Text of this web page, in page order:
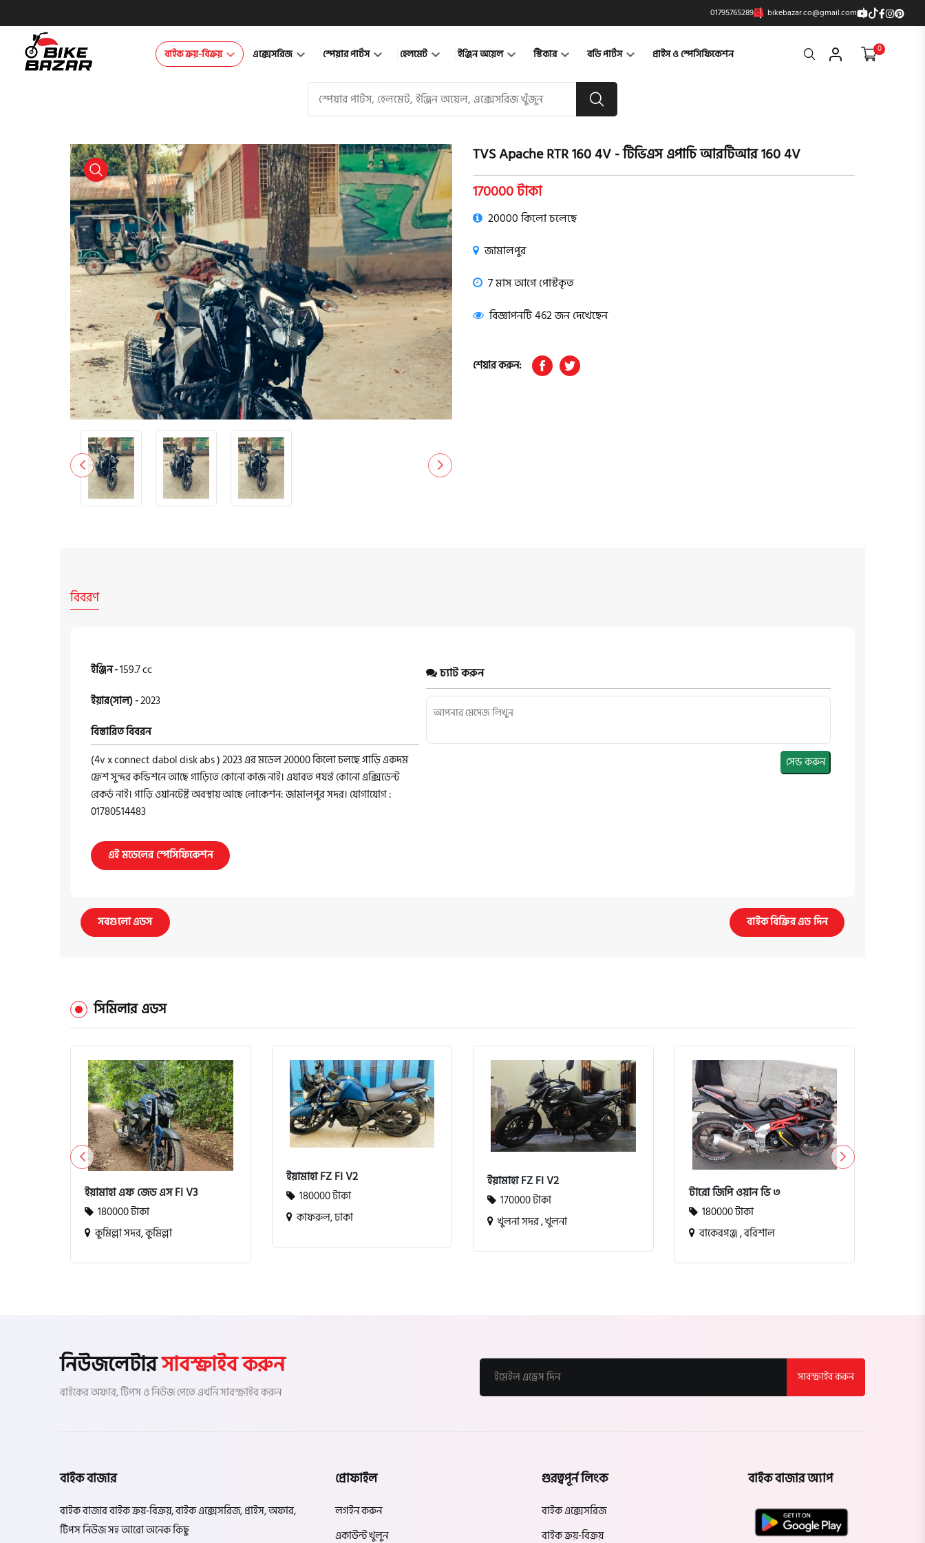
01795765289 bikebazar.co@gmail.com
বাইক ক্রয়-বিক্রয় এক্সেসরিজ স্পেয়ার পার্টস হেলমেট ইঞ্জিন অয়েল স্টিকার বডি পার্টস প্রাইস ও স্পেসিফিকেশন Search 0
product view product view
TVS Apache RTR 160 4V - টিভিএস এপাচি আরটিআর 160 4V
170000 টাকা
20000 কিলো চলেছে
জামালপুর
7 মাস আগে পোস্টকৃত
বিজ্ঞাপনটি 462 জন দেখেছেন
শেয়ার করুন:
বিবরণ
ইঞ্জিন -159.7 cc
ইয়ার(সাল) -2023
বিস্তারিত বিবরন
(4v x connect dabol disk abs ) 2023 এর মডেল 20000 কিলো চলছে গাড়ি একদম
ফ্রেশ সুন্দর কন্ডিশনে আছ‍ে গাড়িতে কোনো কাজ নাই। এযাবত পযর্ন্ত কোনো এক্সিডেন্ট
রেকর্ড নাই। গাড়ি ওয়ানটেষ্ট অবস্থায় আছে লোকেশন: জামালপুর সদর। যোগাযোগ :
01780514483
এই মডেলের স্পেসিফিকেশন
চ্যাট করুন
সেন্ড করুন
সবগুলো এডস বাইক বিক্রির এড দিন
সিমিলার এডস
ইয়ামাহা এফ জেড এস FI V3
180000 টাকা
কুমিল্লা সদর, কুমিল্লা
ইয়ামাহা FZ FI V2
180000 টাকা
কাফরুল, ঢাকা
ইয়ামাহা FZ FI V2
170000 টাকা
খুলনা সদর , খুলনা
টারো জিপি ওয়ান ভি ৩
180000 টাকা
বাকেরগঞ্জ , বরিশাল
নিউজলেটারসাবস্ক্রাইব করুন
বাইকের অফার, টিপস ও নিউজ পেতে এখনি সাবস্ক্রাইব করুন
সাবস্ক্রাইব করুন
বাইক বাজার
বাইক বাজার বাইক ক্রয়-বিক্রয়, বাইক এক্সেসরিজ, প্রাইস, অফার,
টিপস নিউজ সহ আরো অনেক কিছু
প্রোফাইল
লগইন করুন
একাউন্ট খুলুন
গুরত্বপূর্ন লিংক
বাইক এক্সেসরিজ
বাইক ক্রয়-বিক্রয়
বাইক বাজার অ্যাপ